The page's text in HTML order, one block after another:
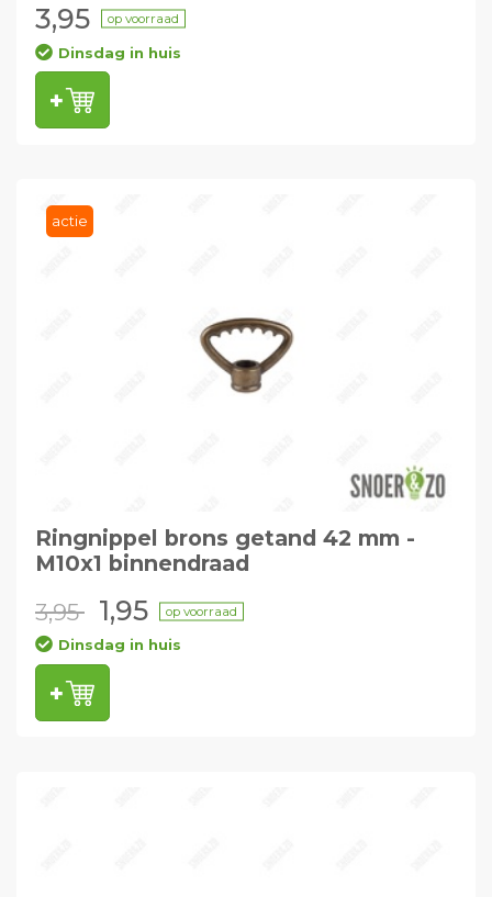
3,95 op voorraad
Dinsdag in huis
actie
Ringnippel brons getand 42 mm -
M10x1 binnendraad
3,95 1,95 op voorraad
Dinsdag in huis